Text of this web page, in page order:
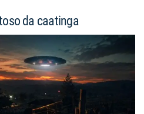
da caatinga